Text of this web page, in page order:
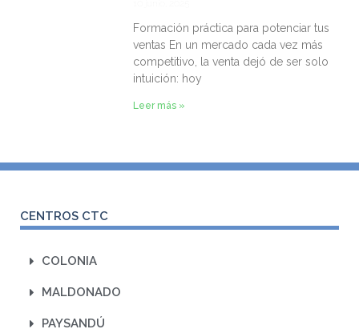
Formación práctica para potenciar tus
ventas En un mercado cada vez más
competitivo, la venta dejó de ser solo
intuición: hoy
Leer más »
CENTROS CTC
COLONIA
MALDONADO
PAYSANDÚ